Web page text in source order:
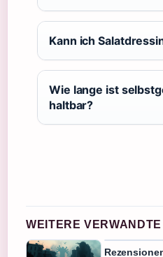
Kann ich
Wie lange ist
haltbar?
WEITERE